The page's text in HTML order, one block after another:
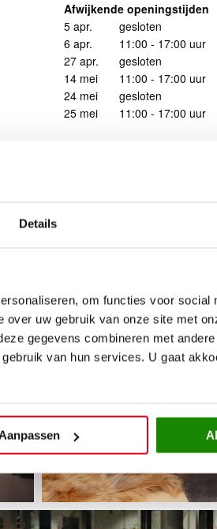
Details
om functies voor social
uw gebruik van onze site met
gegevens combineren met
van hun services. U gaat
Afwijkende openingstijden
5 apr.
gesloten
6 apr.
11:00 - 17:00 uur
27 apr.
gesloten
14 mei
11:00 - 17:00 uur
24 mei
gesloten
25 mei
11:00 - 17:00 uur